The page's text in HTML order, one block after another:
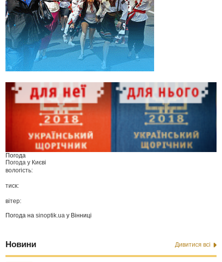
Погода
Погода у Києві
вологість:
тиск:
вітер:
Погода наsinoptik.ua у Вінниці
Новини Дивитися всі